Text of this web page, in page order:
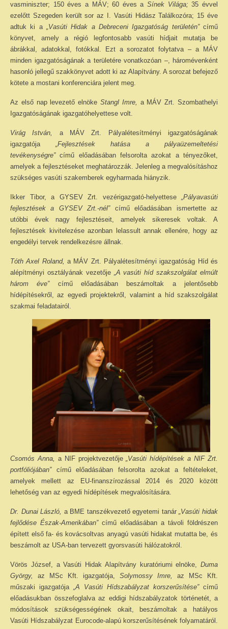
vasminiszter; 150 éves a MÁV; 60 éves aSínek Világa;35 évvel
ezelőtt Szegeden került sor az I. Vasúti Hidász Találkozóra; 15 éve
adtuk ki a „Vasúti Hidak a Debreceni Igazgatóság területén” című
könyvet, amely a régió legfontosabb vasúti hídjait mutatja be
ábrákkal, adatokkal, fotókkal. Ezt a sorozatot folytatva – a MÁV
minden igazgatóságának a területére vonatkozóan –, háromévenként
hasonló jellegű szakkönyvet adott ki az Alapítvány. A sorozat befejező
kötete a mostani konferenciára jelent meg.
Az első nap levezető elnöke Stangl Imre, a MÁV Zrt. Szombathelyi
Igazgatóságának igazgatóhelyettese volt.
Virág István,
a MÁV Zrt. Pályalétesítményi igazgatóságának
igazgatója „Fejlesztések hatása a pályaüzemeltetési
tevékenységre”című előadásában felsorolta azokat a tényezőket,
amelyek a fejlesztéseket meghatározzák. Jelenleg a megvalósításhoz
szükséges vasúti szakemberek egyharmada hiányzik.
Ikker Tibor, a GYSEV Zrt. vezérigazgató-helyettese „Pályavasúti
fejlesztések a GYSEV Zrt.-nél”című előadásában ismertette az
utóbbi évek nagy fejlesztéseit, amelyek sikeresek voltak. A
fejlesztések kivitelezése azonban lelassult annak ellenére, hogy az
engedélyi tervek rendelkezésre állnak.
Tóth Axel Roland, a MÁV Zrt. Pályalétesítményi igazgatóság Híd és
alépítményi osztályának vezetője „A vasúti híd szakszolgálat elmúlt
három éve”című előadásában beszámoltak a jelentősebb
hídépítésekről, az egyedi projektekről, valamint a híd szakszolgálat
szakmai feladatairól.
Csomós Anna, a NIF projektvezetője„Vasúti hídépítések a NIF Zrt.
portfóliójában” című előadásában felsorolta azokat a feltételeket,
amelyek mellett az EU-finanszírozással 2014 és 2020 között
lehetőség van az egyedi hídépítések megvalósítására.
Dr. Dunai László, a BME tanszékvezető egyetemi tanár„Vasúti hidak
fejlődése Észak-Amerikában” című előadásában a távoli földrészen
épített első fa- és kovácsoltvas anyagú vasúti hidakat mutatta be, és
beszámolt az USA-ban tervezett gyorsvasúti hálózatokról.
Vörös József, a Vasúti Hidak Alapítvány kuratóriumi elnöke, Duma
György,
az MSc Kft. igazgatója, Solymossy Imre,
az MSc Kft.
műszaki igazgatója „A Vasúti Hídszabályzat korszerűsítése”című
előadásukban összefoglalva az eddigi hídszabályzatok történetét, a
módosítások szükségességének okait, beszámoltak a hatályos
Vasúti Hídszabályzat Eurocode-alapú korszerűsítésének folyamatáról.